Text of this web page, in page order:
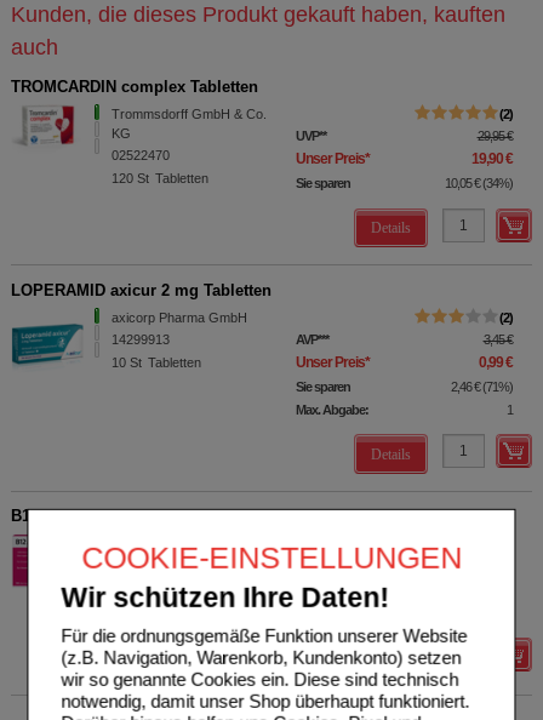
COOKIE-EINSTELLUNGEN
Wir schützen Ihre Daten!
Für die ordnungsgemäße Funktion unserer Website
(z.B. Navigation, Warenkorb, Kundenkonto) setzen
wir so genannte Cookies ein. Diese sind technisch
notwendig, damit unser Shop überhaupt funktioniert.
Kunden, die dieses Produkt gekauft haben, kauften
auch
TROMCARDIN complex Tabletten
Trommsdorff GmbH & Co.
KG
02522470
120 St Tabletten
2
UVP** 29,95 €
Unser Preis* 19,90 €
Sie sparen 10,05 € (34%)
Details
LOPERAMID axicur 2 mg Tabletten
axicorp Pharma GmbH
14299913
10 St Tabletten
2
AVP*** 3,45 €
Unser Preis* 0,99 €
Sie sparen 2,46 € (71%)
Max. Abgabe:
1
Details
B12 ANKERMANN überzogene Tabletten
Wörwag Pharma GmbH &
Co. KG
01502726
100St Tabletten, überzogen
AVP***
Unser Preis*
Details